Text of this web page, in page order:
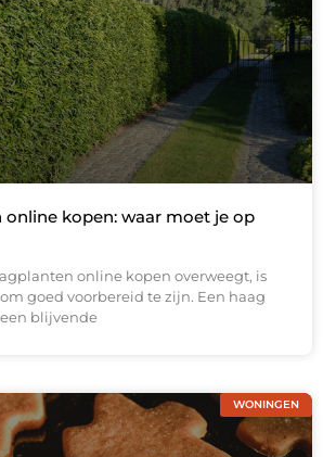
online kopen: waar moet je op
online kopen overweegt, is
goed voorbereid te zijn. Een haag
blijvende
WONINGEN